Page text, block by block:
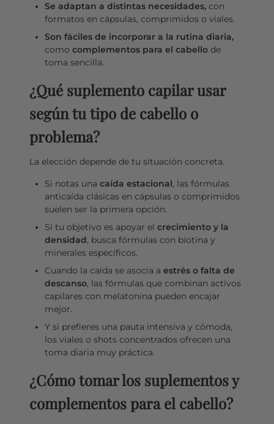
Se adaptan a distintas necesidades,con
formatos en cápsulas, comprimidos o viales.
Son fáciles de incorporar a la rutina diaria,
como complementos para el cabellode
toma sencilla.
¿Qué suplemento capilar usar
según tu tipo de cabello o
problema?
La elección depende de tu situación concreta.
Si notas una caída estacional, las fórmulas
anticaída clásicas en cápsulas o comprimidos
suelen ser la primera opción.
Si tu objetivo es apoyar el crecimiento y la
densidad, busca fórmulas con biotina y
minerales específicos.
Cuando la caída se asocia a estrés o falta de
descanso, las fórmulas que combinan activos
capilares con melatonina pueden encajar
mejor.
Y si prefieres una pauta intensiva y cómoda,
los viales o shots concentrados ofrecen una
toma diaria muy práctica.
¿Cómo tomar los suplementos y
complementos para el cabello?